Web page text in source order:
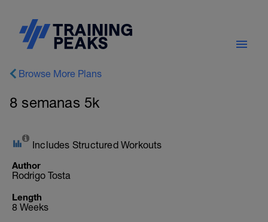
Browse More Plans
8 semanas 5k
Includes Structured Workouts
Author
Rodrigo Tosta
Length
8 Weeks